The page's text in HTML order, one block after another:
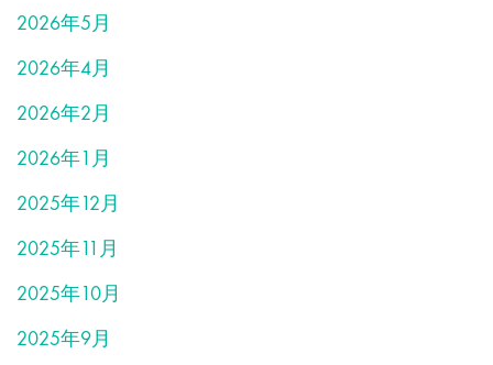
2026年5月
2026年4月
2026年2月
2026年1月
2025年12月
2025年11月
2025年10月
2025年9月